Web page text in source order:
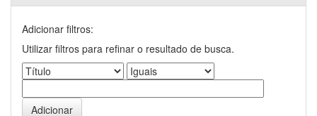
Adicionar filtros:
Utilizar filtros para refinar o resultado de busca.